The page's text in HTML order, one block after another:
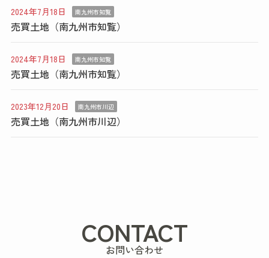
2024年7月18日 南九州市知覧
売買土地（南九州市知覧）
2024年7月18日 南九州市知覧
売買土地（南九州市知覧）
2023年12月20日 南九州市川辺
売買土地（南九州市川辺）
CONTACT
お問い合わせ